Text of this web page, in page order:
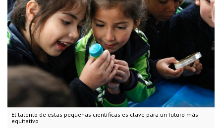
El talento de estas pequeñas científicas es clave para un futuro más
equitativo